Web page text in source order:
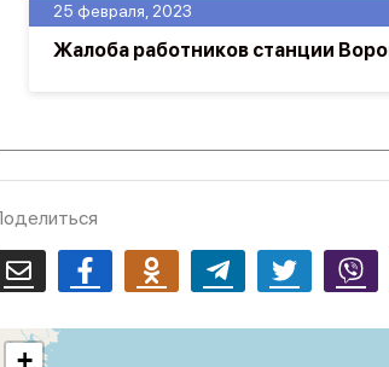
25 февраля, 2023
Жалоба работников станции
Email FacebookOdnoklassnikiTelegram Twitter Viber
+